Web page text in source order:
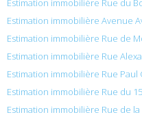
Estimation immobilière Rue du
Estimation immobilière Avenue
Estimation immobilière Rue de
Estimation immobilière Rue
Estimation immobilière Rue
Estimation immobilière Rue du
Estimation immobilière Rue de